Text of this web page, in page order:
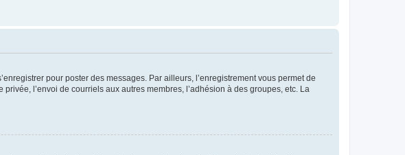
pour poster des messages. Par ailleurs, l’enregistrement vous permet de
l’envoi de courriels aux autres membres, l’adhésion à des groupes, etc. La